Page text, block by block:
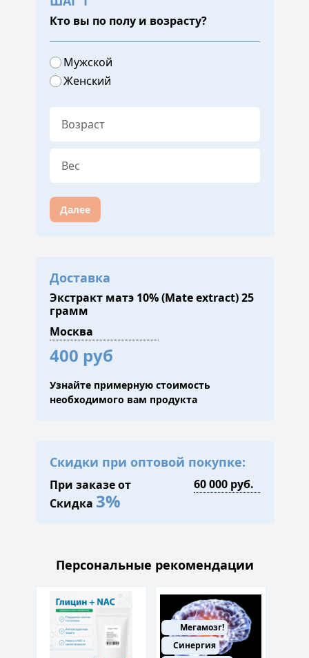
Кто вы по полу и возрасту?
Мужской
Женский
Далее
Доставка
Экстракт матэ 10% (Mate extract) 25
грамм
400 руб
Узнайте примерную стоимость
необходимого вам продукта
Скидки при оптовой покупке:
При заказе от
Скидка 3%
Персональные рекомендации
Мегамозг!
Синергия